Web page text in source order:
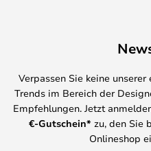
Verpassen Sie keine
Trends im Bereich der
Empfehlungen. Jetzt
€-Gutschein* zu, den Sie
Onlineshop